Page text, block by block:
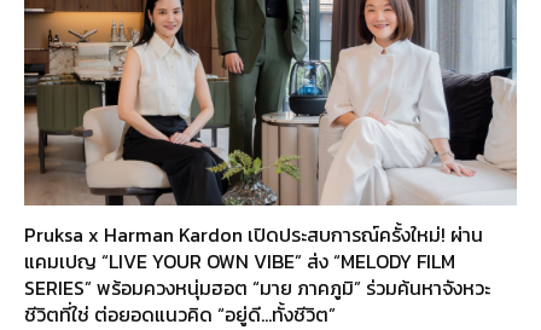
Pruksa x Harman Kardon เปิดประสบการณ์ครั้งใหม่! ผ่าน
แคมเปญ “LIVE YOUR OWN VIBE” ส่ง “MELODY FILM
SERIES” พร้อมควงหนุ่มฮอต “มาย ภาคภูมิ” ร่วมค้นหาจังหวะ
ชีวิตที่ใช่ ต่อยอดแนวคิด “อยู่ดี…ทั้งชีวิต”